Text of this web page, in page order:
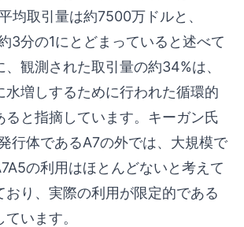
均取引量は約7500万ドルと、
3分の1にとどまっていると述べて
観測された取引量の約34%は、
水増しするために行われた循環的
ると指摘しています。キーガン氏
行体であるA7の外では、大規模で
の利用はほとんどないと考えて
おり、実際の利用が限定的である
います。